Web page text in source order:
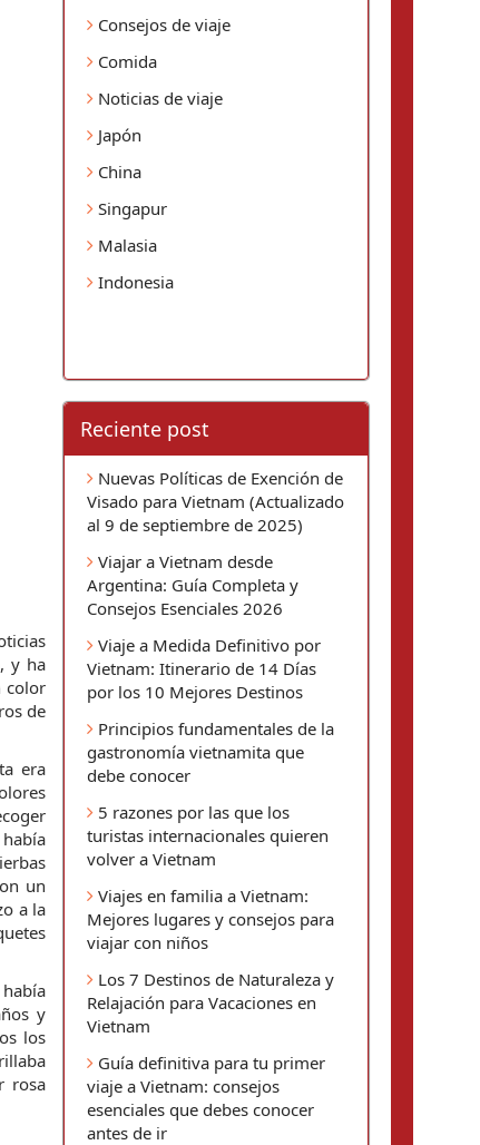
y ha
color
de
era
un
a la
y
los
rosa
Consejos de viaje
Comida
Noticias de viaje
Japón
China
Singapur
Malasia
Indonesia
Reciente post
Nuevas Políticas de Exención de
Visado para Vietnam (Actualizado
al 9 de septiembre de 2025)
Viajar a Vietnam desde
Argentina: Guía Completa y
Consejos Esenciales 2026
Viaje a Medida Definitivo por
Vietnam: Itinerario de 14 Días
por los 10 Mejores Destinos
Principios fundamentales de la
gastronomía vietnamita que
debe conocer
5 razones por las que los
turistas internacionales quieren
volver a Vietnam
Viajes en familia a Vietnam:
Mejores lugares y consejos para
viajar con niños
Los 7 Destinos de Naturaleza y
Relajación para Vacaciones en
Vietnam
Guía definitiva para tu primer
viaje a Vietnam: consejos
esenciales que debes conocer
antes de ir